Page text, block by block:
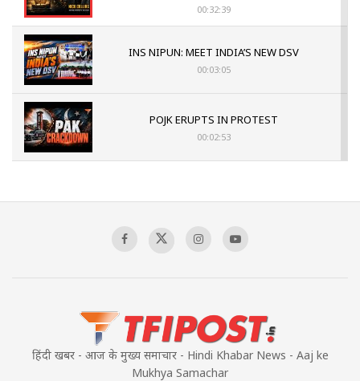
00:32:39
INS NIPUN: MEET INDIA’S NEW DSV
00:03:05
POJK ERUPTS IN PROTEST
00:02:53
Sagar
हिंदी खबर - आज के मुख्य समाचार - Hindi Khabar News - Aaj ke
Mukhya Samachar